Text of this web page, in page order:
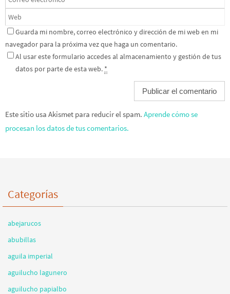
Guarda mi nombre, correo electrónico y dirección de mi web en mi
navegador para la próxima vez que haga un comentario.
Al usar este formulario accedes al almacenamiento y gestión de tus
datos por parte de esta web. *
Este sitio usa Akismet para reducir el spam. Aprende cómo se
procesan los datos de tus comentarios.
Categorías
abejarucos
abubillas
aguila imperial
aguilucho lagunero
aguilucho papialbo